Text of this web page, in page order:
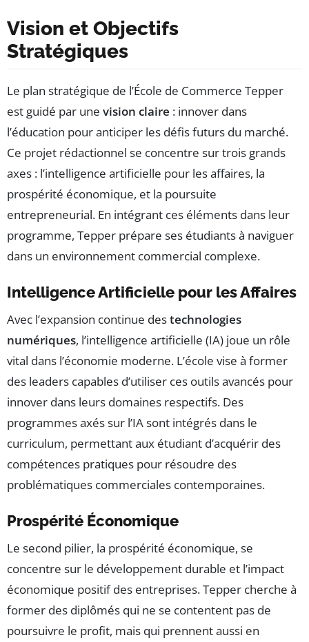
Vision et Objectifs
Stratégiques
Le plan stratégique de l’École de Commerce Tepper
est guidé par une vision claire : innover dans
l’éducation pour anticiper les défis futurs du marché.
Ce projet rédactionnel se concentre sur trois grands
axes : l’intelligence artificielle pour les affaires, la
prospérité économique, et la poursuite
entrepreneurial. En intégrant ces éléments dans leur
programme, Tepper prépare ses étudiants à naviguer
dans un environnement commercial complexe.
Intelligence Artificielle pour les Affaires
Avec l’expansion continue destechnologies
numériques, l’intelligence artificielle (IA) joue un rôle
vital dans l’économie moderne. L’école vise à former
des leaders capables d’utiliser ces outils avancés pour
innover dans leurs domaines respectifs. Des
programmes axés sur l’IA sont intégrés dans le
curriculum, permettant aux étudiant d’acquérir des
compétences pratiques pour résoudre des
problématiques commerciales contemporaines.
Prospérité Économique
Le second pilier, la prospérité économique, se
concentre sur le développement durable et l’impact
économique positif des entreprises. Tepper cherche à
former des diplômés qui ne se contentent pas de
poursuivre le profit, mais qui prennent aussi en